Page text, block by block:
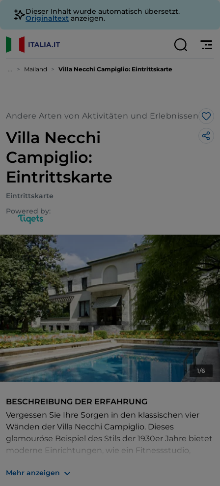
Dieser Inhalt wurde automatisch übersetzt.
Originaltext anzeigen.
... Mailand Villa Necchi Campiglio: Eintrittskarte
Andere Arten von Aktivitäten und Erlebnissen
Villa Necchi
Campiglio:
Eintrittskarte
Eintrittskarte
Powered by:
1/6
BESCHREIBUNG DER ERFAHRUNG
Vergessen Sie Ihre Sorgen in den klassischen vier
Wänden der Villa Necchi Campiglio. Dieses
glamouröse Beispiel des Stils der 1930er Jahre bietet
moderne Einrichtungen, wie ein Fitnessstudio,
diese Extras sogar noch luxuriöser als heute! Die Villa
Mehr anzeigen